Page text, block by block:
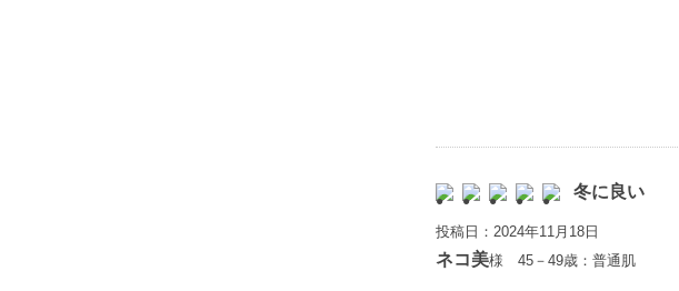
冬に良い
投稿日：2024年11月18日
ネコ美様 45－49歳：普通肌